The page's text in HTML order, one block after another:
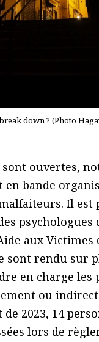
down ? (Photo
ouvertes,
en bande
Il est
psychologues
aux Victimes
sont rendu sur
en charge les
ou
2023, 14
lors de